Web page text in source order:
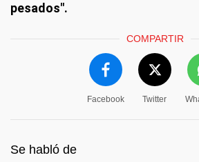
pesados".
COMPARTIR
Facebook Twitter
Se habló de